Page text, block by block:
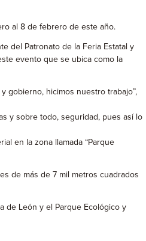
al 8 de febrero de este año.
del Patronato de la Feria Estatal y
evento que se ubica como la
gobierno, hicimos nuestro trabajo”,
y sobre todo, seguridad, pues así lo
en la zona llamada “Parque
de más de 7 mil metros cuadrados
de León y el Parque Ecológico y